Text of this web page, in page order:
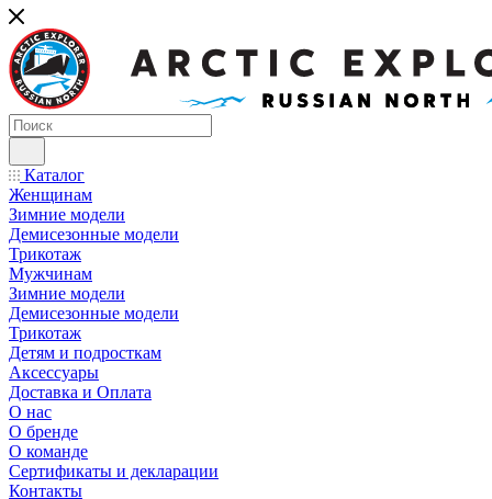
Каталог
Женщинам
Зимние модели
Демисезонные модели
Трикотаж
Мужчинам
Зимние модели
Демисезонные модели
Трикотаж
Детям и подросткам
Аксессуары
Доставка и Оплата
О нас
О бренде
О команде
Сертификаты и декларации
Контакты